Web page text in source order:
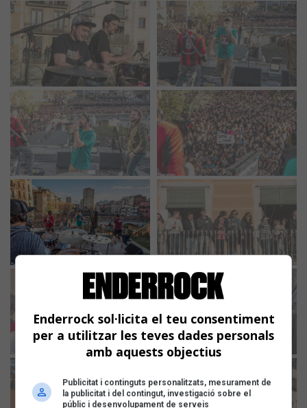
Enderrock sol·licita el teu consentiment
per a utilitzar les teves dades personals
amb aquests objectius
Publicitat i continguts personalitzats, mesurament de
la publicitat i del contingut, investigació sobre el
públic i desenvolupament de serveis